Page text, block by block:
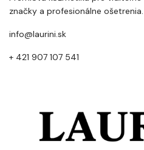
značky a profesionálne ošetrenia.
info@laurini.sk
+ 421 907 107 541